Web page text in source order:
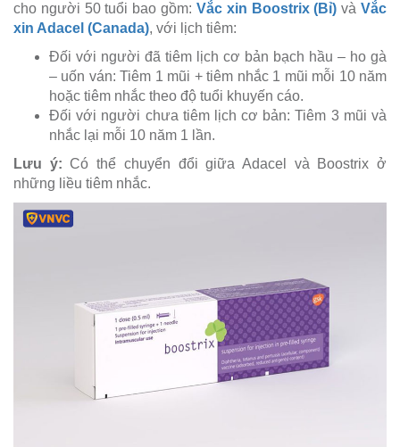
cho người 50 tuổi bao gồm: Vắc xin Boostrix (Bỉ) vàVắc
xin Adacel (Canada), với lịch tiêm:
Đối với người đã tiêm lịch cơ bản bạch hầu – ho gà
– uốn ván: Tiêm 1 mũi + tiêm nhắc 1 mũi mỗi 10 năm
hoặc tiêm nhắc theo độ tuổi khuyến cáo.
Đối với người chưa tiêm lịch cơ bản: Tiêm 3 mũi và
nhắc lại mỗi 10 năm 1 lần.
Lưu ý: Có thể chuyển đổi giữa Adacel và Boostrix ở
những liều tiêm nhắc.